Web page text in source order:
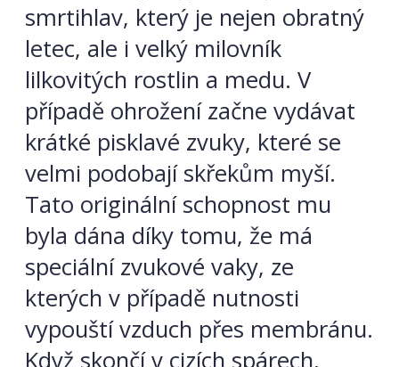
smrtihlav, který je nejen obratný
letec, ale i velký milovník
lilkovitých rostlin a medu. V
případě ohrožení začne vydávat
krátké pisklavé zvuky, které se
velmi podobají skřekům myší.
Tato originální schopnost mu
byla dána díky tomu, že má
speciální zvukové vaky, ze
kterých v případě nutnosti
vypouští vzduch přes membránu.
Když skončí v cizích spárech,